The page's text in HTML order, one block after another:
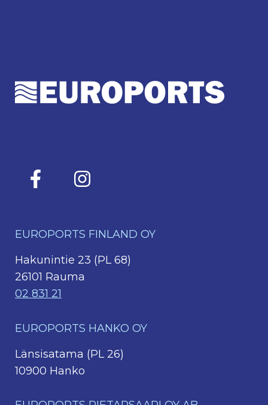
EUROPORTS FINLAND OY
Hakunintie 23 (PL 68)
26101 Rauma
02 831 21
EUROPORTS HANKO OY
Länsisatama (PL 26)
10900 Hanko